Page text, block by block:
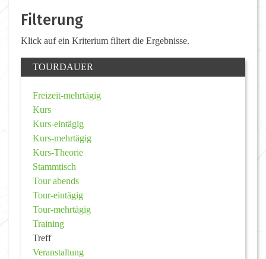
Filterung
Klick auf ein Kriterium filtert die Ergebnisse.
TOURDAUER
Freizeit-mehrtägig
Kurs
Kurs-eintägig
Kurs-mehrtägig
Kurs-Theorie
Stammtisch
Tour abends
Tour-eintägig
Tour-mehrtägig
Training
Treff
Veranstaltung